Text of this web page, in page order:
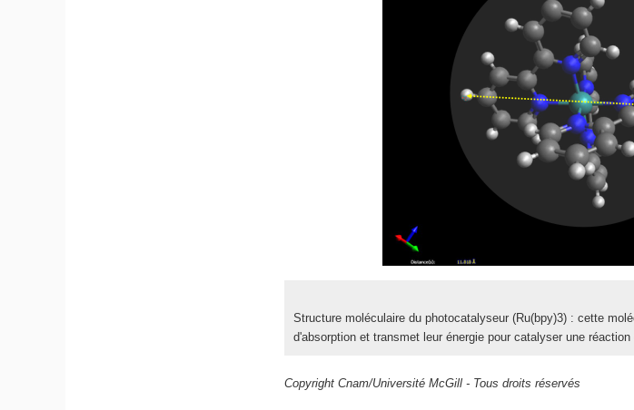
Structure moléculaire du photocatalyseur (Ru(bpy)3) : cette
d'absorption et transmet leur énergie pour catalyser une réaction
Copyright Cnam/Université McGill - Tous droits réservés